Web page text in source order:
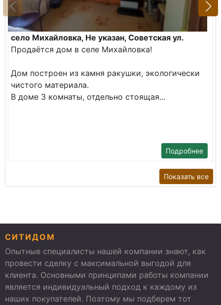
село Михайловка, Не указан, Советская ул.
Продаётся дом в селе Михайловка!
Дом построен из камня ракушки, экологически
чистого материала.
В доме 3 комнаты, отдельно стоящая...
Подробнее
Показать все
СИТИДОМ
Опытные специалисты нашей компании знают, как
провести сделку с максимальной выгодой для
клиента. Основными принципами работы компании
является индивидуальный подход к каждому из
наших покупателей. Поэтому мы подберем тот